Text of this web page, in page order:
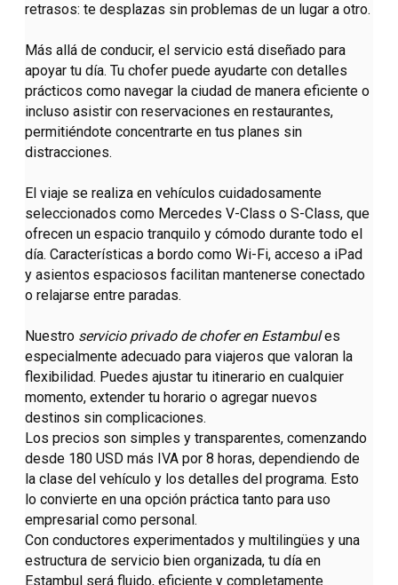
retrasos: te desplazas sin problemas de un lugar a otro.
Más allá de conducir, el servicio está diseñado para
apoyar tu día. Tu chofer puede ayudarte con detalles
prácticos como navegar la ciudad de manera eficiente o
incluso asistir con reservaciones en restaurantes,
permitiéndote concentrarte en tus planes sin
distracciones.
El viaje se realiza en vehículos cuidadosamente
seleccionados como Mercedes V-Class o S-Class, que
ofrecen un espacio tranquilo y cómodo durante todo el
día. Características a bordo como Wi-Fi, acceso a iPad
y asientos espaciosos facilitan mantenerse conectado
o relajarse entre paradas.
Nuestro servicio privado de chofer en Estambules
especialmente adecuado para viajeros que valoran la
flexibilidad. Puedes ajustar tu itinerario en cualquier
momento, extender tu horario o agregar nuevos
destinos sin complicaciones.
Los precios son simples y transparentes, comenzando
desde 180 USD más IVA por 8 horas, dependiendo de
la clase del vehículo y los detalles del programa. Esto
lo convierte en una opción práctica tanto para uso
empresarial como personal.
Con conductores experimentados y multilingües y una
estructura de servicio bien organizada, tu día en
Estambul será fluido, eficiente y completamente